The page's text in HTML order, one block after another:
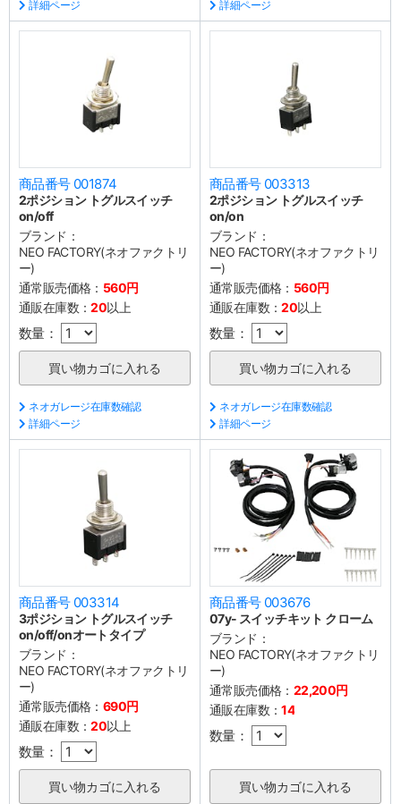
詳細ページ 詳細ページ
商品番号 001874
2ポジション トグルスイッチ
on/off
ブランド：
NEO FACTORY(ネオファクトリ
ー)
通常販売価格： 560円
通販在庫数：20以上
数量：
ネオガレージ在庫数確認
詳細ページ
商品番号 003313
2ポジション トグルスイッチ
on/on
ブランド：
NEO FACTORY(ネオファクトリ
ー)
通常販売価格： 560円
通販在庫数：20以上
数量：
ネオガレージ在庫数確認
詳細ページ
商品番号 003314
3ポジション トグルスイッチ
on/off/onオートタイプ
ブランド：
NEO FACTORY(ネオファクトリ
ー)
通常販売価格： 690円
通販在庫数：20以上
数量：
商品番号 003676
07y- スイッチキット クローム
ブランド：
NEO FACTORY(ネオファクトリ
ー)
通常販売価格： 22,200円
通販在庫数：14
数量：